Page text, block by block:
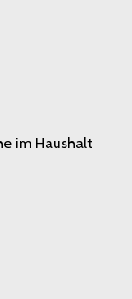
im Haushalt